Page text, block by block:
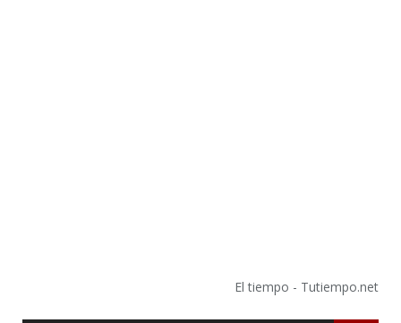
El tiempo - Tutiempo.net